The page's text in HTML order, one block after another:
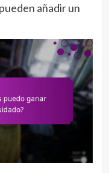
añadir un